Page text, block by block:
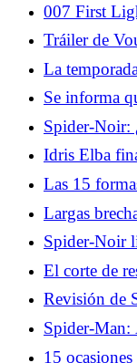
007 First
jugadores...
Tráiler de
grande
La
femeninos
Se informa
Masters of
Spider-Noir:
en color?
Idris Elba
James Bond
Las 15
la década de
Largas
matemática
televisivo
Spider-Noir
Man
El corte de
establecer a
aterrador
Revisión de
que Bogie
Spider-Man:
Doctor
15